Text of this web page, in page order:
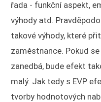
řada - funkční aspekt,
výhody atd.
takové výhody, které
zaměstnance. Pokud
zanedbá, bude efekt
malý. Jak tedy s EVP
tvorby hodnotových